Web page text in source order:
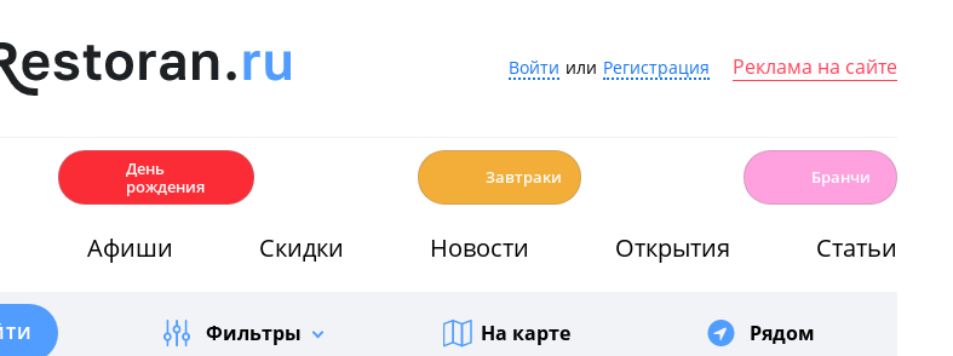
Войти или Регистрация Реклама на сайте
День
рождения
Завтраки Бранчи
Афиши Скидки Новости Открытия Статьи
Фильтры На карте Рядом